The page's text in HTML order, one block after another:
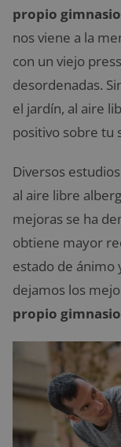
propio gimnasio
nos viene a la
con un viejo
desordenadas.
el jardín, al aire
positivo sobre tu
Diversos
al aire libre
mejoras se ha
obtiene mayor
estado de ánimo
dejamos los
propio